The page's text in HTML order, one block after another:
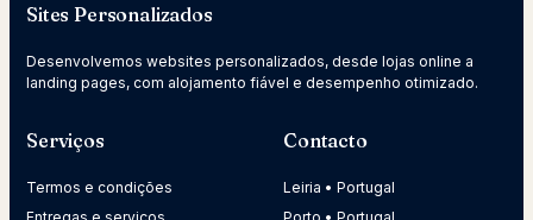
Sites Personalizados
Desenvolvemos websites personalizados, desde lojas online a
landing pages, com alojamento fiável e desempenho otimizado.
Serviços
Termos e condições
Contacto
Leiria • Portugal